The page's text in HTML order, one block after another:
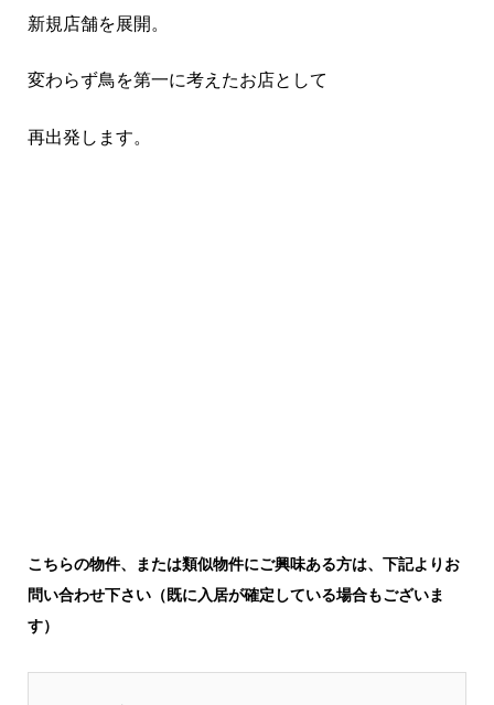
新規店舗を展開。
変わらず鳥を第一に考えたお店として
再出発します。
こちらの物件、または類似物件にご興味ある方は、下記よりお
問い合わせ下さい（既に入居が確定している場合もございま
す）